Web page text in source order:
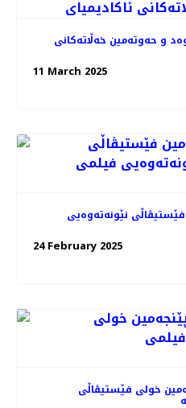
و حه‌و‌ته‌مین خه‌ڵاته‌کانی
11 March 2025
نێونه‌ته‌وه‌یی
24 February 2025
خولی فێستیڤاڵی